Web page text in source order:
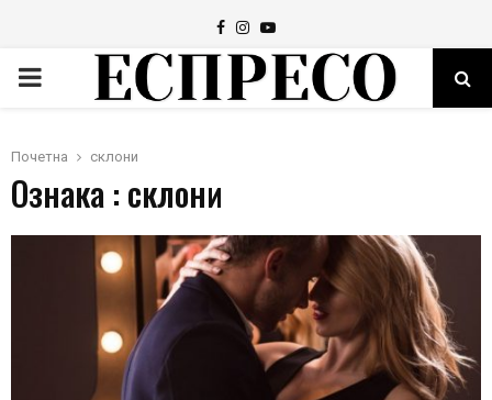
Facebook
Instagram
Youtube
PRIMARY
Почетна склони
Ознака : склони